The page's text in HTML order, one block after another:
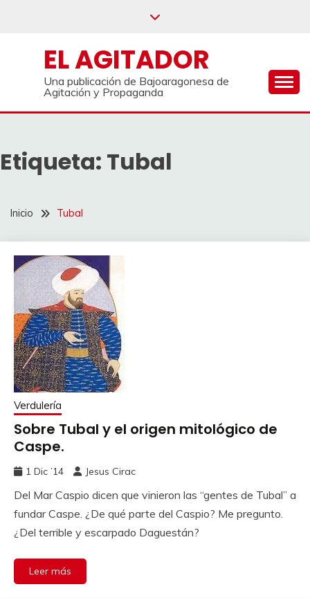
EL AGITADOR
Una publicación de Bajoaragonesa de
Agitación y Propaganda
Etiqueta: Tubal
Inicio Tubal
Verdulería
Sobre Tubal y el origen mitológico de
Caspe.
1 Dic ’14 Jesus Cirac
Del Mar Caspio dicen que vinieron las “gentes de Tubal” a
fundar Caspe. ¿De qué parte del Caspio? Me pregunto.
¿Del terrible y escarpado Daguestán?
Leer más